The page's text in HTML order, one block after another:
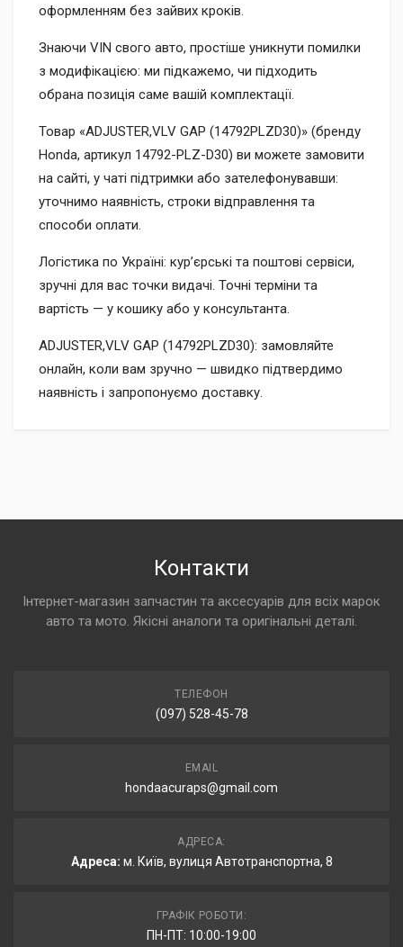
оформленням без зайвих кроків.
Знаючи VIN свого авто, простіше уникнути помилки
з модифікацією: ми підкажемо, чи підходить
обрана позиція саме вашій комплектації.
Товар «ADJUSTER,VLV GAP (14792PLZD30)» (бренду
Honda, артикул 14792-PLZ-D30) ви можете замовити
на сайті, у чаті підтримки або зателефонувавши:
уточнимо наявність, строки відправлення та
способи оплати.
Логістика по Україні: кур’єрські та поштові сервіси,
зручні для вас точки видачі. Точні терміни та
вартість — у кошику або у консультанта.
ADJUSTER,VLV GAP (14792PLZD30): замовляйте
онлайн, коли вам зручно — швидко підтвердимо
наявність і запропонуємо доставку.
Контакти
Інтернет-магазин запчастин та аксесуарів для всіх марок
авто та мото. Якісні аналоги та оригінальні деталі.
ТЕЛЕФОН
(097) 528-45-78
EMAIL
hondaacuraps@gmail.com
АДРЕСА:
Адреса: м. Київ, вулиця Автотранспортна, 8
ГРАФІК РОБОТИ:
ПН-ПТ: 10:00-19:00